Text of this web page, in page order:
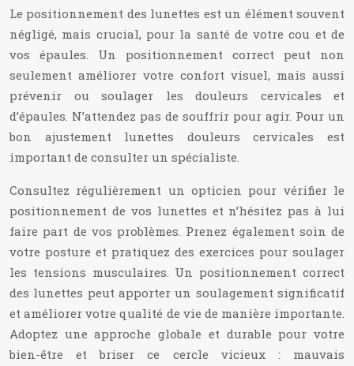
Le positionnement des lunettes est un élément souvent
négligé, mais crucial, pour la santé de votre cou et de
vos épaules. Un positionnement correct peut non
seulement améliorer votre confort visuel, mais aussi
prévenir ou soulager les douleurs cervicales et
d’épaules. N’attendez pas de souffrir pour agir. Pour un
bon ajustement lunettes douleurs cervicales est
important de consulter un spécialiste.
Consultez régulièrement un opticien pour vérifier le
positionnement de vos lunettes et n’hésitez pas à lui
faire part de vos problèmes. Prenez également soin de
votre posture et pratiquez des exercices pour soulager
les tensions musculaires. Un positionnement correct
des lunettes peut apporter un soulagement significatif
et améliorer votre qualité de vie de manière importante.
Adoptez une approche globale et durable pour votre
bien-être et briser ce cercle vicieux : mauvais